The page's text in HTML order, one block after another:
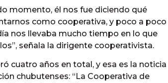
momento, él nos fue diciendo qué
como cooperativa, y poco a poco
nos llevaba mucho tiempo en lo que
señala la dirigente cooperativista.
cuatro años en total, y esa es la noticia
chubutenses: “La Cooperativa de